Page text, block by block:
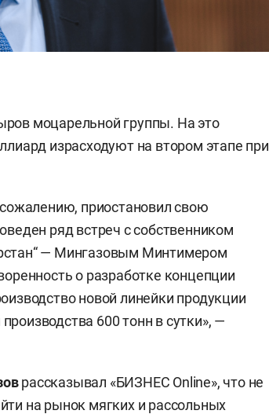
моцарельной группы. На это
израсходуют на втором этапе при
приостановил свою
ряд встреч с собственником
— Мингазовым Минтимером
о разработке концепции
новой линейки продукции
600 тонн в сутки», —
рассказывал «БИЗНЕС Online», что не
на рынок мягких и рассольных